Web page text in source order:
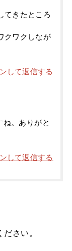
てきたところ
クワクしなが
して返信する
。ありがと
して返信する
ださい。